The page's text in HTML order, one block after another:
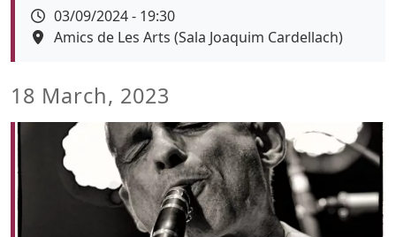
Data
03/09/2024 - 19:30
Espai
Amics de Les Arts (Sala Joaquim Cardellach)
18 March, 2023